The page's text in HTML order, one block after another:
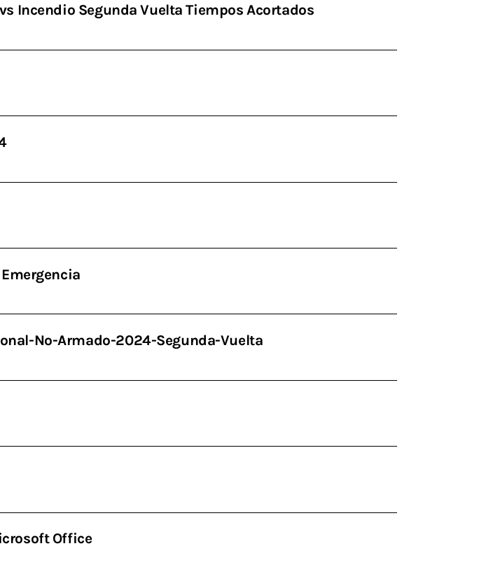
Incendio Segunda Vuelta Tiempos Acortados
No-Armado-2024-Segunda-Vuelta
Office